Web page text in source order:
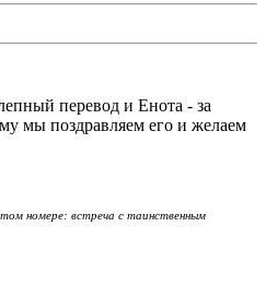
перевод и Енота - за
мы поздравляем его и желаем
номере: встреча с таинственным